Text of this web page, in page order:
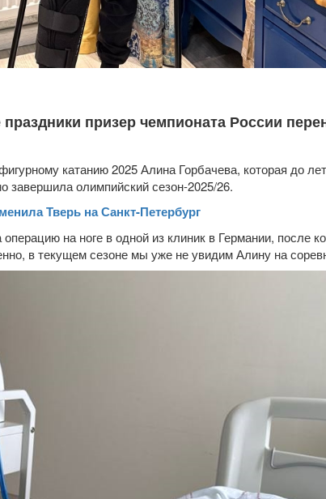
призер чемпионата России
катанию 2025 Алина Горбачева, которая до
завершила олимпийский сезон-2025/26.
Тверь на Санкт-Петербург
на ноге в одной из клиник в Германии, после
в текущем сезоне мы уже не увидим Алину на